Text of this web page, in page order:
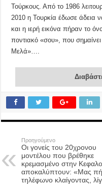
Τούρκους. Από το 1986
2010 η Τουρκία έδωσε άδεια
και η ιερή εικόνα πήραν το
ποντιακό «σου», που
Μελά»….
Προηγούμενο
Οι γονείς του 20χρονου
μοντέλου που βρέθηκε
κρεμασμένο στην
αποκαλύπτουν: «Μας
τηλέφωνο κλαίγοντας,